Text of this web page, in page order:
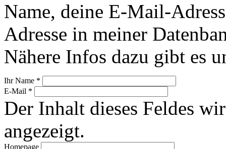
Name, deine E-Mail-
Adresse in meiner
Nähere Infos dazu gibt es
Ihr Name *
E-Mail *
Der Inhalt dieses Feldes
angezeigt.
Homepage